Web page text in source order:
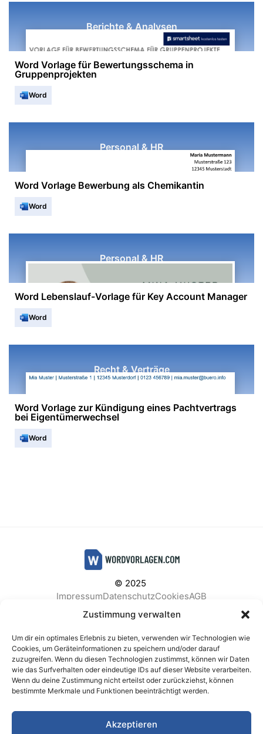
Zustimmung verwalten
Um dir ein optimales Erlebnis zu bieten, verwenden wir Technologien wie
Cookies, um Geräteinformationen zu speichern und/oder darauf
zuzugreifen. Wenn du diesen Technologien zustimmst, können wir Daten
wie das Surfverhalten oder eindeutige IDs auf dieser Website verarbeiten.
Wenn du deine Zustimmung nicht erteilst oder zurückziehst, können
bestimmte Merkmale und Funktionen beeinträchtigt werden.
Akzeptieren
Berichte & Analysen
Word Vorlage für Bewertungsschema in
Gruppenprojekten
Word
Personal & HR
Word Vorlage Bewerbung als Chemikantin
Word
Personal & HR
Word Lebenslauf-Vorlage für Key Account Manager
Word
Recht & Verträge
Word Vorlage zur Kündigung eines Pachtvertrags
bei Eigentümerwechsel
Word
© 2025
ImpressumDatenschutzCookiesAGB
Facebook
Instagram
BELIEBTE KATEGORIEN
Berichte & Analysen Business
Einkauf & Beschaffung
Gesundheit & Vorsorge